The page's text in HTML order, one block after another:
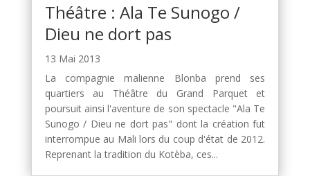
Théâtre : Ala Te Sunogo /
Dieu ne dort pas
13 Mai 2013
La compagnie malienne Blonba prend ses
quartiers au Théâtre du Grand Parquet et
poursuit ainsi l'aventure de son spectacle "Ala Te
Sunogo / Dieu ne dort pas" dont la création fut
interrompue au Mali lors du coup d'état de 2012.
Reprenant la tradition du Kotèba, ces...